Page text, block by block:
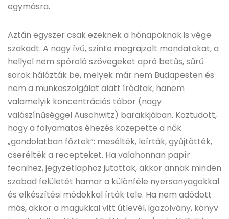
egymásra.
Aztán egyszer csak ezeknek a hónapoknak is vége
szakadt. A nagy ívű, szinte megrajzolt mondatokat, a
hellyel nem spóroló szövegeket apró betűs, sűrű
sorok hálózták be, melyek már nem Budapesten és
nem a munkaszolgálat alatt íródtak, hanem
valamelyik koncentrációs tábor (nagy
valószínűséggel Auschwitz) barakkjában. Köztudott,
hogy a folyamatos éhezés közepette a nők
„gondolatban főztek”: mesélték, leírták, gyűjtötték,
cserélték a recepteket. Ha valahonnan papír
fecnihez, jegyzetlaphoz jutottak, akkor annak minden
szabad felületét hamar a különféle nyersanyagokkal
és elkészítési módokkal írták tele. Ha nem adódott
más, akkor a magukkal vitt útlevél, igazolvány, könyv